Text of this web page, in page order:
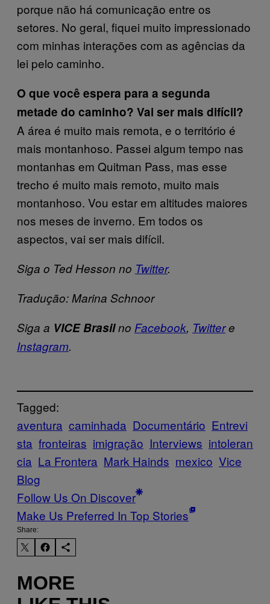
porque não há comunicação entre os
setores. No geral, fiquei muito impressionado
com minhas interações com as agências da
lei pelo caminho.
O que você espera para a segunda
metade do caminho? Vai ser mais difícil?
A área é muito mais remota, e o território é
mais montanhoso. Passei algum tempo nas
montanhas em Quitman Pass, mas esse
trecho é muito mais remoto, muito mais
montanhoso. Vou estar em altitudes maiores
nos meses de inverno. Em todos os
aspectos, vai ser mais difícil.
Siga o Ted Hesson no Twitter.
Tradução: Marina Schnoor
Siga a VICE Brasilno Facebook, Twittere
Instagram.
Tagged:
aventura caminhada Documentário Entrevi
sta fronteiras imigração Interviews intoleran
cia La Frontera Mark Hainds mexico Vice
Blog
Follow Us On Discover
Make Us Preferred In Top Stories
Share:
MORE